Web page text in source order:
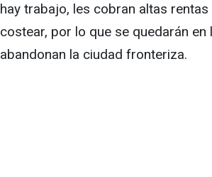
hay trabajo, les cobran altas rentas
costear, por lo que se quedarán en
abandonan la ciudad fronteriza.